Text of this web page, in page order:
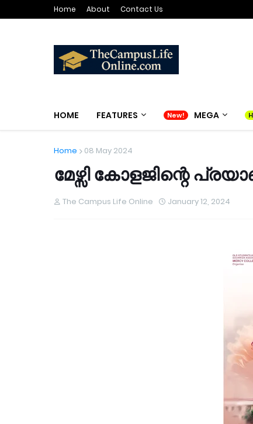
Home About Contact Us
HOME FEATURES MEGA
Home 08 May 2024
മേഴ്സി കോളജിന്റെ
The Campus Life Online January 12, 2024